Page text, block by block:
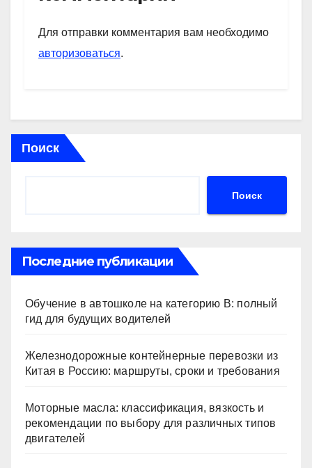
A
p
p
a
m
kl
a
и
Для отправки комментария вам необходимо
авторизоваться.
Поиск
Поиск
Последние публикации
Обучение в автошколе на категорию В: полный
гид для будущих водителей
Железнодорожные контейнерные перевозки из
Китая в Россию: маршруты, сроки и требования
Моторные масла: классификация, вязкость и
рекомендации по выбору для различных типов
двигателей